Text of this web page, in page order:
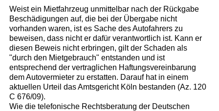
Weist ein Mietfahrzeug unmittelbar nach der Rückgabe
Beschädigungen auf, die bei der Übergabe nicht
vorhanden waren, ist es Sache des Autofahrers zu
beweisen, dass nicht er dafür verantwortlich ist. Kann er
diesen Beweis nicht erbringen, gilt der Schaden als
"durch den Mietgebrauch" entstanden und ist
entsprechend der vertraglichen Haftungsvereinbarung
dem Autovermieter zu erstatten. Darauf hat in einem
aktuellen Urteil das Amtsgericht Köln bestanden (Az. 120
C 676/09).
Wie die telefonische Rechtsberatung der Deutschen